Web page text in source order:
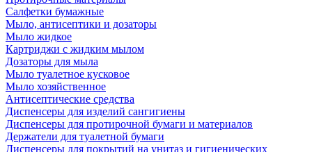
Салфетки бумажные
Мыло, антисептики и дозаторы
Мыло жидкое
Картриджи с жидким мылом
Дозаторы для мыла
Мыло туалетное кусковое
Мыло хозяйственное
Антисептические средства
Диспенсеры для изделий сангигиены
Диспенсеры для протирочной бумаги и материалов
Держатели для туалетной бумаги
Диспенсеры для покрытий на унитаз и гигиенических